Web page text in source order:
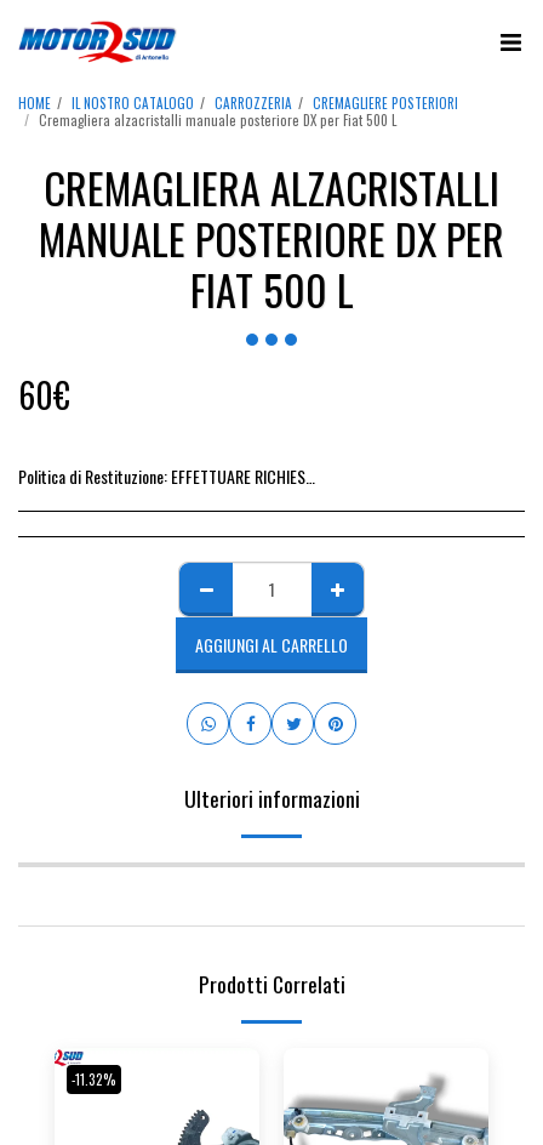
HOME IL NOSTRO CATALOGO CARROZZERIA
CREMAGLIERE POSTERIORI
Cremagliera alzacristalli manuale posteriore DX per Fiat 500 L
CREMAGLIERA ALZACRISTALLI
MANUALE POSTERIORE DX PER
FIAT 500 L
60€
Politica di Restituzione:EFFETTUARE RICHIESTA DI RESO ENTRO 14 GIORNI DALL&#039;ACQUISTO DEL RICAMBIO, IL RIMBORSO VIENE EMESSO ALLA CONSEGNA DEL RICAMBIO IN SEDE.
AGGIUNGI AL CARRELLO
Ulteriori informazioni
Prodotti Correlati
-11.32%